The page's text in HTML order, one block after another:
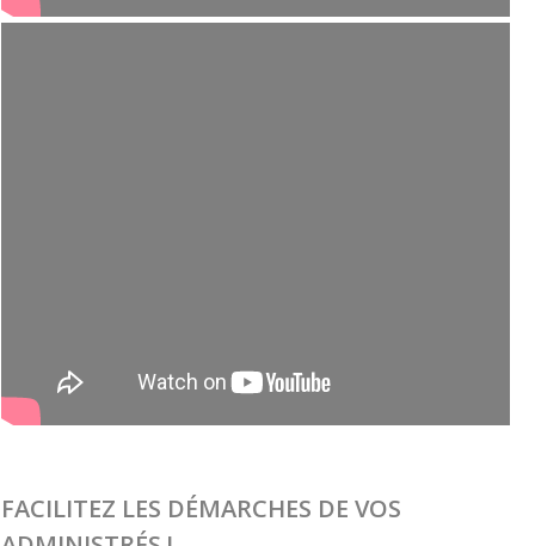
FACILITEZ LES DÉMARCHES DE VOS